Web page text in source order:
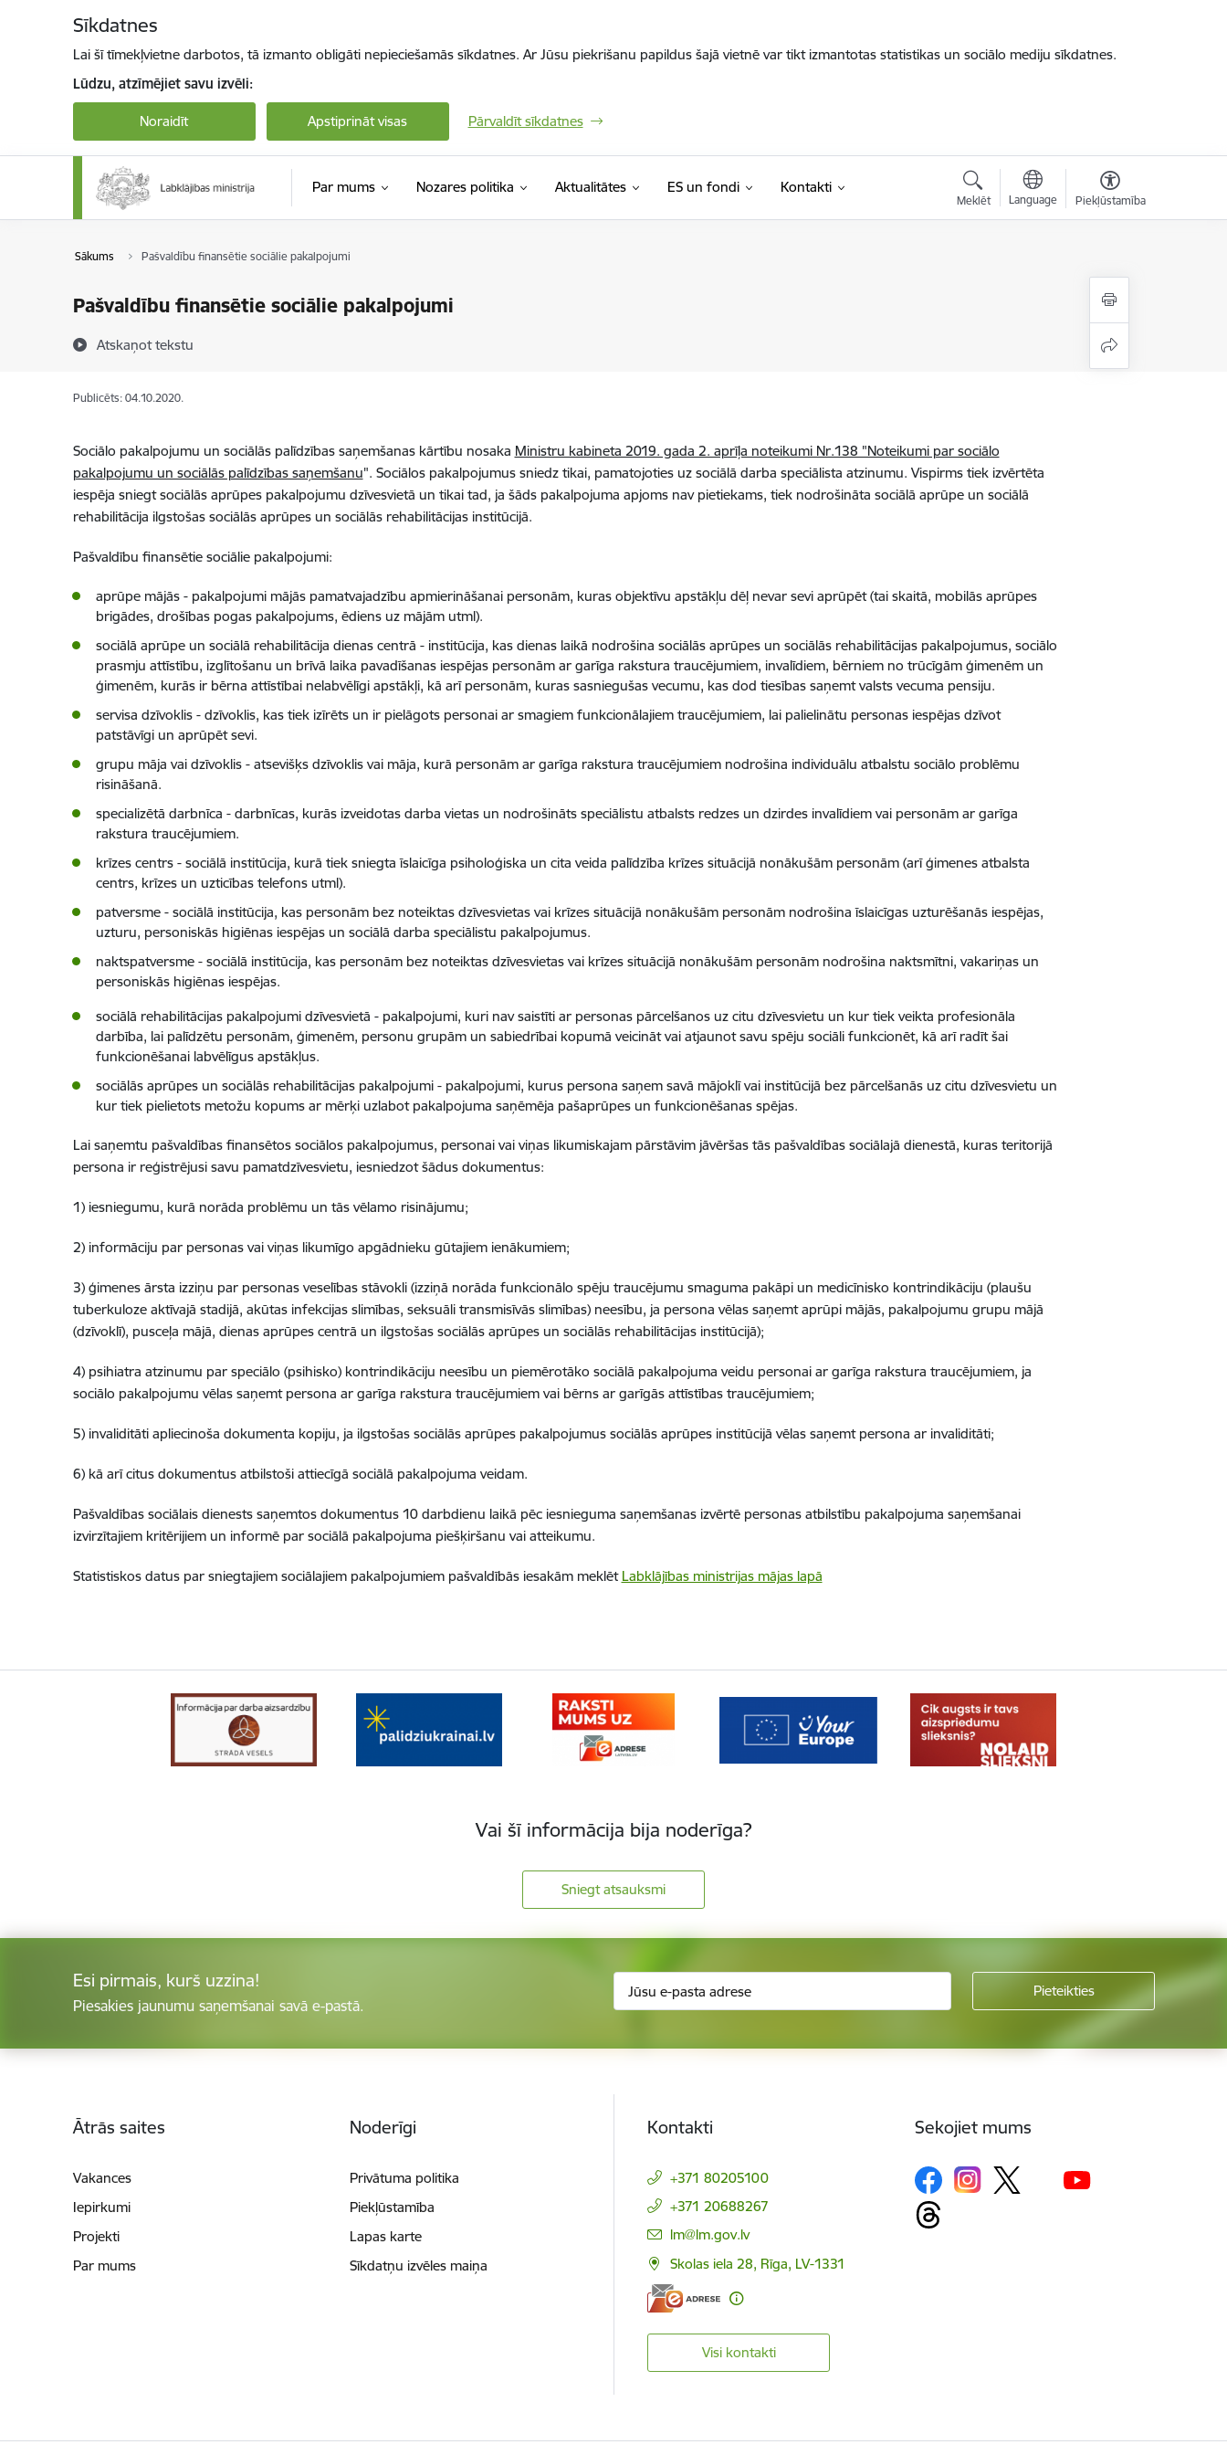
Sīkdatnes
Lai šī tīmekļvietne darbotos, tā izmanto obligāti nepieciešamās sīkdatnes. Ar Jūsu piekrišanu papildus šajā vietnē var tikt izmantotas statistikas un sociālo mediju sīkdatnes.
Lūdzu, atzīmējiet savu izvēli:
Noraidīt Apstiprināt visas Pārvaldīt sīkdatnes
Par mums Nozares politika Aktualitātes ES un fondi Kontakti
Meklēt Language Piekļūstamība
Sākums Pašvaldību finansētie sociālie pakalpojumi
Pašvaldību finansētie sociālie pakalpojumi
Atskaņot tekstu
Publicēts: 04.10.2020.
Sociālo pakalpojumu un sociālās palīdzības saņemšanas kārtību nosaka Ministru kabineta 2019. gada 2. aprīļa noteikumi Nr.138 "Noteikumi par sociālo
pakalpojumu un sociālās palīdzības saņemšanu". Sociālos pakalpojumus sniedz tikai, pamatojoties uz sociālā darba speciālista atzinumu. Vispirms tiek izvērtēta
iespēja sniegt sociālās aprūpes pakalpojumu dzīvesvietā un tikai tad, ja šāds pakalpojuma apjoms nav pietiekams, tiek nodrošināta sociālā aprūpe un sociālā
rehabilitācija ilgstošas sociālās aprūpes un sociālās rehabilitācijas institūcijā.
Pašvaldību finansētie sociālie pakalpojumi:
aprūpe mājās - pakalpojumi mājās pamatvajadzību apmierināšanai personām, kuras objektīvu apstākļu dēļ nevar sevi aprūpēt (tai skaitā, mobilās aprūpes
brigādes, drošības pogas pakalpojums, ēdiens uz mājām utml).
sociālā aprūpe un sociālā rehabilitācija dienas centrā - institūcija, kas dienas laikā nodrošina sociālās aprūpes un sociālās rehabilitācijas pakalpojumus, sociālo
prasmju attīstību, izglītošanu un brīvā laika pavadīšanas iespējas personām ar garīga rakstura traucējumiem, invalīdiem, bērniem no trūcīgām ģimenēm un
ģimenēm, kurās ir bērna attīstībai nelabvēlīgi apstākļi, kā arī personām, kuras sasniegušas vecumu, kas dod tiesības saņemt valsts vecuma pensiju.
servisa dzīvoklis - dzīvoklis, kas tiek izīrēts un ir pielāgots personai ar smagiem funkcionālajiem traucējumiem, lai palielinātu personas iespējas dzīvot
patstāvīgi un aprūpēt sevi.
grupu māja vai dzīvoklis - atsevišķs dzīvoklis vai māja, kurā personām ar garīga rakstura traucējumiem nodrošina individuālu atbalstu sociālo problēmu
risināšanā.
specializētā darbnīca - darbnīcas, kurās izveidotas darba vietas un nodrošināts speciālistu atbalsts redzes un dzirdes invalīdiem vai personām ar garīga
rakstura traucējumiem.
krīzes centrs - sociālā institūcija, kurā tiek sniegta īslaicīga psiholoģiska un cita veida palīdzība krīzes situācijā nonākušām personām (arī ģimenes atbalsta
centrs, krīzes un uzticības telefons utml).
patversme - sociālā institūcija, kas personām bez noteiktas dzīvesvietas vai krīzes situācijā nonākušām personām nodrošina īslaicīgas uzturēšanās iespējas,
uzturu, personiskās higiēnas iespējas un sociālā darba speciālistu pakalpojumus.
naktspatversme - sociālā institūcija, kas personām bez noteiktas dzīvesvietas vai krīzes situācijā nonākušām personām nodrošina naktsmītni, vakariņas un
personiskās higiēnas iespējas.
sociālā rehabilitācijas pakalpojumi dzīvesvietā - pakalpojumi, kuri nav saistīti ar personas pārcelšanos uz citu dzīvesvietu un kur tiek veikta profesionāla
darbība, lai palīdzētu personām, ģimenēm, personu grupām un sabiedrībai kopumā veicināt vai atjaunot savu spēju sociāli funkcionēt, kā arī radīt šai
funkcionēšanai labvēlīgus apstākļus.
sociālās aprūpes un sociālās rehabilitācijas pakalpojumi - pakalpojumi, kurus persona saņem savā mājoklī vai institūcijā bez pārcelšanās uz citu dzīvesvietu un
kur tiek pielietots metožu kopums ar mērķi uzlabot pakalpojuma saņēmēja pašaprūpes un funkcionēšanas spējas.
Lai saņemtu pašvaldības finansētos sociālos pakalpojumus, personai vai viņas likumiskajam pārstāvim jāvēršas tās pašvaldības sociālajā dienestā, kuras teritorijā
persona ir reģistrējusi savu pamatdzīvesvietu, iesniedzot šādus dokumentus:
1) iesniegumu, kurā norāda problēmu un tās vēlamo risinājumu;
2) informāciju par personas vai viņas likumīgo apgādnieku gūtajiem ienākumiem;
3) ģimenes ārsta izziņu par personas veselības stāvokli (izziņā norāda funkcionālo spēju traucējumu smaguma pakāpi un medicīnisko kontrindikāciju (plaušu
tuberkuloze aktīvajā stadijā, akūtas infekcijas slimības, seksuāli transmisīvās slimības) neesību, ja persona vēlas saņemt aprūpi mājās, pakalpojumu grupu mājā
(dzīvoklī), pusceļa mājā, dienas aprūpes centrā un ilgstošas sociālās aprūpes un sociālās rehabilitācijas institūcijā);
4) psihiatra atzinumu par speciālo (psihisko) kontrindikāciju neesību un piemērotāko sociālā pakalpojuma veidu personai ar garīga rakstura traucēju­miem, ja
sociālo pakalpojumu vēlas saņemt persona ar garīga rakstura traucējumiem vai bērns ar garīgās attīstības traucējumiem;
5) invaliditāti apliecinoša dokumenta kopiju, ja ilgstošas sociālās aprūpes pakalpojumus sociālās aprūpes institūcijā vēlas saņemt persona ar invaliditāti;
6) kā arī citus dokumentus atbilstoši attiecīgā sociālā pakalpojuma veidam.
Pašvaldības sociālais dienests saņemtos dokumentus 10 darbdienu laikā pēc iesnieguma saņemšanas izvērtē personas atbilstību pakalpojuma saņemšanai
izvirzītajiem kritērijiem un informē par sociālā pakalpojuma piešķiršanu vai atteikumu.
Statistiskos datus par sniegtajiem sociālajiem pakalpojumiem pašvaldībās iesakām meklēt Labklājības ministrijas mājas lapā
Vai šī informācija bija noderīga?
Sniegt atsauksmi
Esi pirmais, kurš uzzina!
Piesakies jaunumu saņemšanai savā e-pastā.
Ātrās saites
Vakances
Iepirkumi
Projekti
Par mums
Noderīgi
Privātuma politika
Piekļūstamība
Lapas karte
Sīkdatņu izvēles maiņa
Kontakti
+371 80205100
+371 20688267
E-pasts:
lm@lm.gov.lv
Skolas iela 28, Rīga, LV-1331
Visi kontakti
Sekojiet mums